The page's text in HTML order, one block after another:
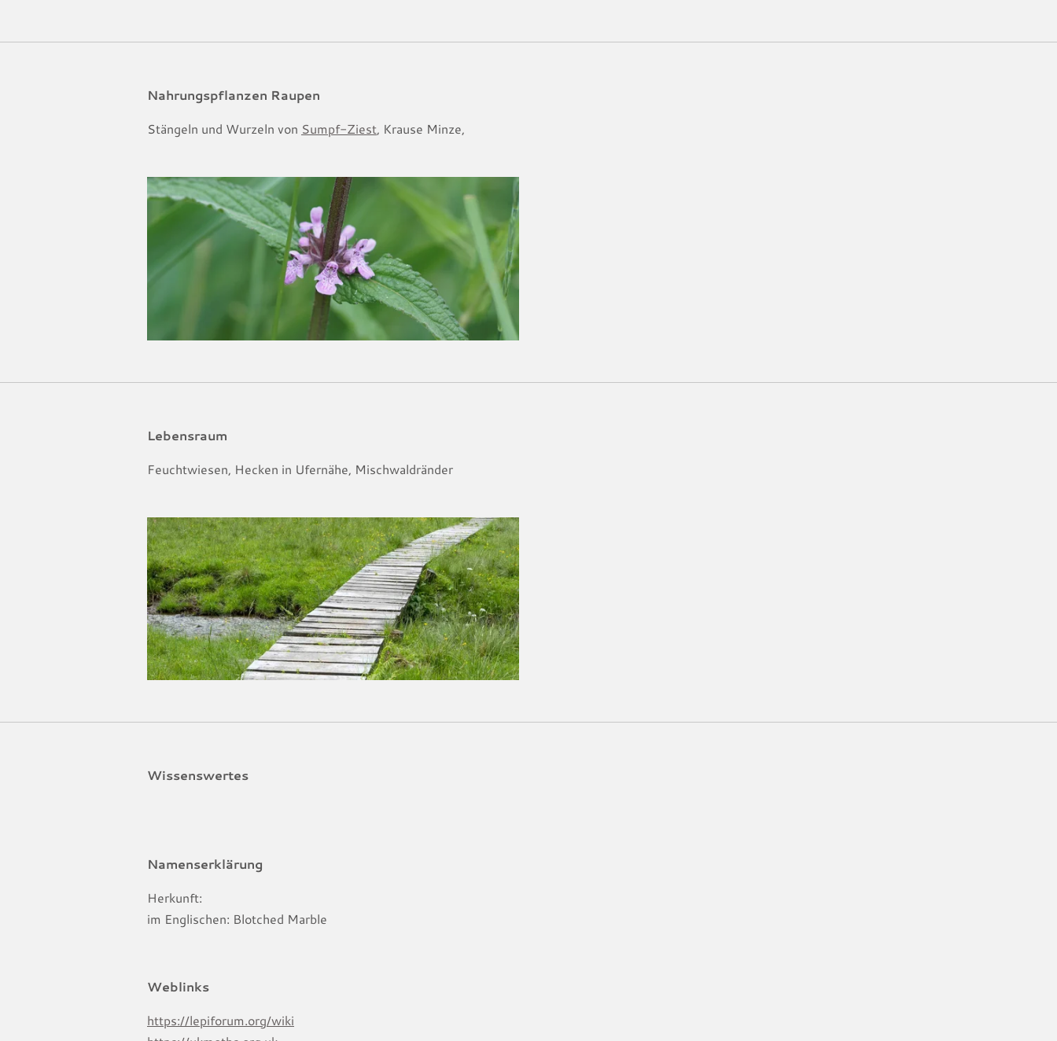
Nahrungspflanzen Raupen
Stängeln und Wurzeln von Sumpf-Ziest, Krause Minze,
Lebensraum
Feuchtwiesen, Hecken in Ufernähe, Mischwaldränder
Wissenswertes
Namenserklärung
Herkunft:
im Englischen: Blotched Marble
Weblinks
https://lepiforum.org/wiki